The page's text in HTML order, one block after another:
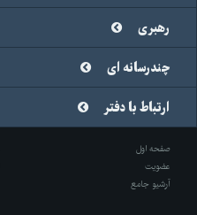
رهبری
چندرسانه ای
ارتباط با دفتر
صفحه اول
عضویت
آرشیو جامع